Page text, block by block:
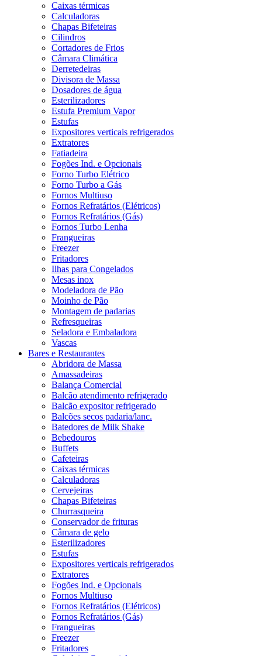
Caixas térmicas
Calculadoras
Chapas Bifeteiras
Cilindros
Cortadores de Frios
Câmara Climática
Derretedeiras
Divisora de Massa
Dosadores de água
Esterilizadores
Estufa Premium Vapor
Estufas
Expositores verticais refrigerados
Extratores
Fatiadeira
Fogões Ind. e Opcionais
Forno Turbo Elétrico
Forno Turbo a Gás
Fornos Multiuso
Fornos Refratários (Elétricos)
Fornos Refratários (Gás)
Fornos Turbo Lenha
Frangueiras
Freezer
Fritadores
Ilhas para Congelados
Mesas inox
Modeladora de Pão
Moinho de Pão
Montagem de padarias
Refresqueiras
Seladora e Embaladora
Vascas
Bares e Restaurantes
Abridora de Massa
Amassadeiras
Balança Comercial
Balcão atendimento refrigerado
Balcão expositor refrigerado
Balcões secos padaria/lanc.
Batedores de Milk Shake
Bebedouros
Buffets
Cafeteiras
Caixas térmicas
Calculadoras
Cervejeiras
Chapas Bifeteiras
Churrasqueira
Conservador de frituras
Câmara de gelo
Esterilizadores
Estufas
Expositores verticais refrigerados
Extratores
Fogões Ind. e Opcionais
Fornos Multiuso
Fornos Refratários (Elétricos)
Fornos Refratários (Gás)
Frangueiras
Freezer
Fritadores